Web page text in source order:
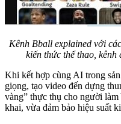
Kênh Bball explained với
kiến thức thể thao,
Khi kết hợp cùng AI trong
giọng, tạo video đến dựng
vàng” thực thụ cho người
khai, vừa đảm bảo hiệu suất